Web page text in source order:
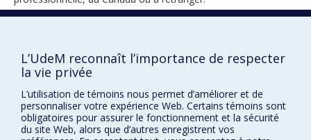
2025
L’UdeM reconnaît l’importance de respecter
la vie privée
L’utilisation de témoins nous permet d’améliorer et de
personnaliser votre expérience Web. Certains témoins sont
obligatoires pour assurer le fonctionnement et la sécurité
du site Web, alors que d’autres enregistrent vos